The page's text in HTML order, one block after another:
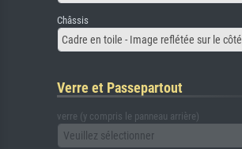
Châssis
Cadre en toile - Image reflétée sur le côté
Verre et Passepartout
verre (y compris le panneau arrière)
Veuillez sélectionner